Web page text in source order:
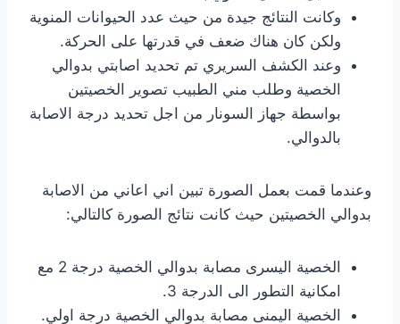
وكانت النتائج جيدة من حيث عدد الحيوانات المنوية
ولكن كان هناك ضعف في قدرتها على الحركة.
وعند الكشف السريري تم تحديد اصابتي بدوالي
الخصية وطلب مني الطبيب تصوير الخصيتين
بواسطة جهاز السونار من اجل تحديد درجة الاصابة
بالدوالي.
وعندما قمت بعمل الصورة تبين اني اعاني من الاصابة
بدوالي الخصيتين حيث كانت نتائج الصورة كالتالي:
الخصية اليسرى مصابة بدوالي الخصية درجة 2 مع
امكانية التطور الى الدرجة 3.
الخصية اليمنى مصابة بدوالي الخصية درجة اولي.